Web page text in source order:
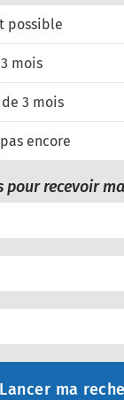
possible
mois
3 mois
encore
pour recevoir
Lancer ma